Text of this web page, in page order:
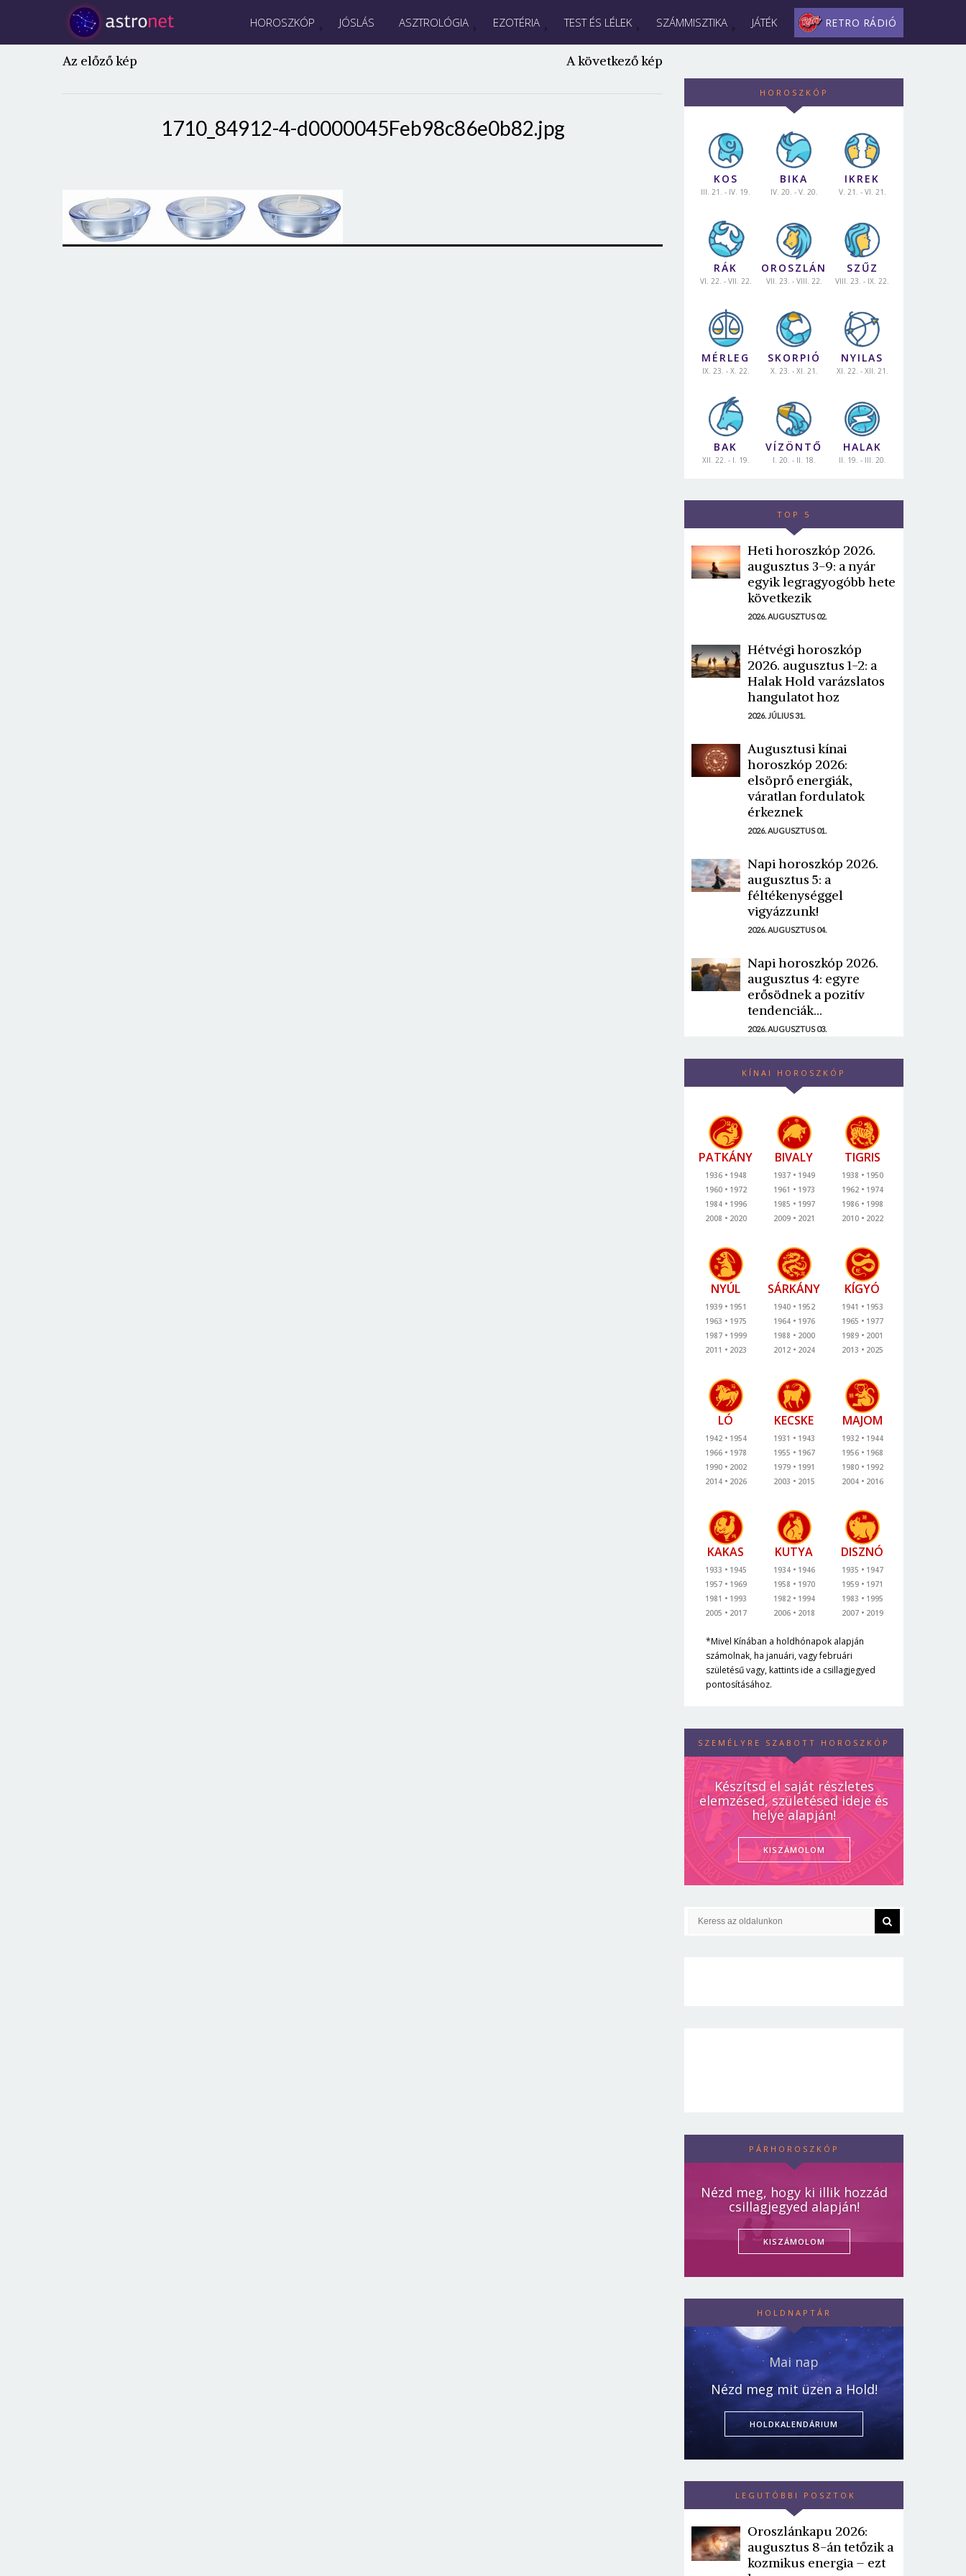
HOROSZKÓP JÓSLÁS ASZTROLÓGIA EZOTÉRIA TEST ÉS LÉLEK SZÁMMISZTIKA JÁTÉK RETRO RÁDIÓ
Az előző kép A következő kép
1710_84912-4-d0000045Feb98c86e0b82.jpg
HOROSZKÓP
KOS
III. 21. - IV. 19.
BIKA
IV. 20. - V. 20.
IKREK
V. 21. - VI. 21.
RÁK
VI. 22. - VII. 22.
OROSZLÁN
VII. 23. - VIII. 22.
SZŰZ
VIII. 23. - IX. 22.
MÉRLEG
IX. 23. - X. 22.
SKORPIÓ
X. 23. - XI. 21.
NYILAS
XI. 22. - XII. 21.
BAK
XII. 22. - I. 19.
VÍZÖNTŐ
I. 20. - II. 18.
HALAK
II. 19. - III. 20.
TOP 5
Heti horoszkóp 2026.
augusztus 3-9: a nyár
egyik legragyogóbb hete
következik
2026. AUGUSZTUS 02.
Hétvégi horoszkóp
2026. augusztus 1-2: a
Halak Hold varázslatos
hangulatot hoz
2026. JÚLIUS 31.
Augusztusi kínai
horoszkóp 2026:
elsöprő energiák,
váratlan fordulatok
érkeznek
2026. AUGUSZTUS 01.
Napi horoszkóp 2026.
augusztus 5: a
féltékenységgel
vigyázzunk!
2026. AUGUSZTUS 04.
Napi horoszkóp 2026.
augusztus 4: egyre
erősödnek a pozitív
tendenciák...
2026. AUGUSZTUS 03.
KÍNAI HOROSZKÓP
PATKÁNY
1936
1948
1960
1972
1984
1996
2008
2020
BIVALY
1937
1949
1961
1973
1985
1997
2009
2021
TIGRIS
1938
1950
1962
1974
1986
1998
2010
2022
NYÚL
1939
1951
1963
1975
1987
1999
2011
2023
SÁRKÁNY
1940
1952
1964
1976
1988
2000
2012
2024
KÍGYÓ
1941
1953
1965
1977
1989
2001
2013
2025
LÓ
1942
1954
1966
1978
1990
2002
2014
2026
KECSKE
1931
1943
1955
1967
1979
1991
2003
2015
MAJOM
1932
1944
1956
1968
1980
1992
2004
2016
KAKAS
1933
1945
1957
1969
1981
1993
2005
2017
KUTYA
1934
1946
1958
1970
1982
1994
2006
2018
DISZNÓ
1935
1947
1959
1971
1983
1995
2007
2019
*Mivel Kínában a holdhónapok alapján
számolnak, ha januári, vagy februári
születésű vagy, kattints ide a csillagjegyed
pontosításához.
SZEMÉLYRE SZABOTT HOROSZKÓP
Készítsd el saját részletes
elemzésed, születésed ideje és
helye alapján!
KISZÁMOLOM
PÁRHOROSZKÓP
Nézd meg, hogy ki illik hozzád
csillagjegyed alapján!
KISZÁMOLOM
HOLDNAPTÁR
Mai nap
Nézd meg mit üzen a Hold!
HOLDKALENDÁRIUM
LEGUTÓBBI POSZTOK
Oroszlánkapu 2026:
augusztus 8-án tetőzik a
kozmikus energia – ezt